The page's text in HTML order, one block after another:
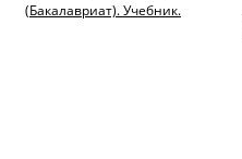
(Бакалавриат). Учебник.